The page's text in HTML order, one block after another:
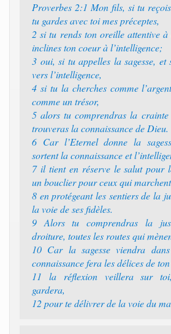
Proverbes 2:1 Mon fils, si tu
tu gardes avec toi mes préceptes,
2 si tu rends ton oreille attentive à
inclines ton coeur à l’intelligence;
3 oui, si tu appelles la sagesse, et
vers l’intelligence,
4 si tu la cherches comme
comme un trésor,
5 alors tu comprendras la
trouveras la connaissance de Dieu.
6 Car l’Eternel donne la
sortent la connaissance et
7 il tient en réserve le salut pour
un bouclier pour ceux qui
8 en protégeant les sentiers de la
la voie de ses fidèles.
9 Alors tu comprendras la
droiture, toutes les routes qui
10 Car la sagesse viendra
connaissance fera les délices de
11 la réflexion veillera sur
gardera,
12 pour te délivrer de la voie du